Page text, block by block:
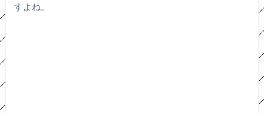
すよね。